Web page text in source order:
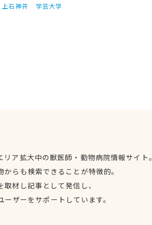
上石神井
学芸大学
ア拡大中の獣医師・動物病院情報サイト。
らも検索できることが特徴的。
材し記事として発信し、
ザーをサポートしています。